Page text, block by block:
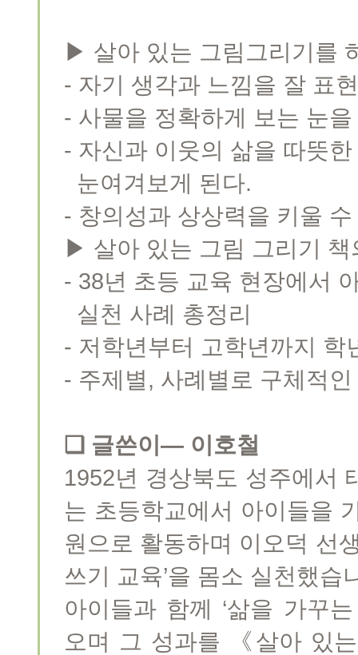
▶ 살아 있는 그림그리기를
- 자기 생각과 느낌을 잘 표
- 사물을 정확하게 보는 눈
- 자신과 이웃의 삶을 따뜻
눈여겨보게 된다.
- 창의성과 상상력을 키울
▶ 살아 있는 그림 그리기 책
- 38년 초등 교육 현장에서
실천 사례 총정리
- 저학년부터 고학년까지 학
- 주제별, 사례별로 구체적
❏ 글쓴이― 이호철
1952년 경상북도 성주에서
는 초등학교에서 아이들을
원으로 활동하며 이오덕 선
쓰기 교육’을 몸소 실천했습
아이들과 함께 ‘삶을 가꾸
오며 그 성과를 《살아 있